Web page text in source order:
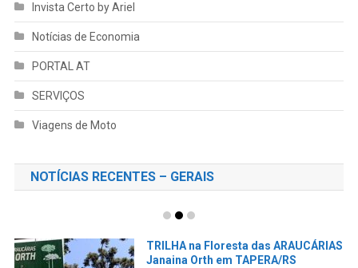
Invista Certo by Ariel
Notícias de Economia
PORTAL AT
SERVIÇOS
Viagens de Moto
NOTÍCIAS RECENTES – GERAIS
Conhecendo Tupaciretã no RS –
PONTOS TURÍSTICOS